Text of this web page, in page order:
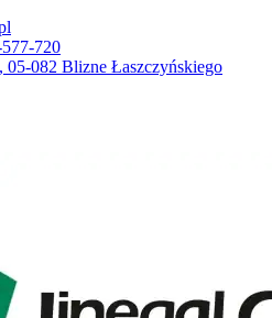
720
05-082 Blizne Łaszczyńskiego